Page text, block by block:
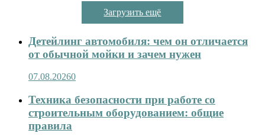
Загрузить ещё
Детейлинг автомобиля: чем он отличается
от обычной мойки и зачем нужен
07.08.20260
Техника безопасности при работе со
строительным оборудованием: общие
правила